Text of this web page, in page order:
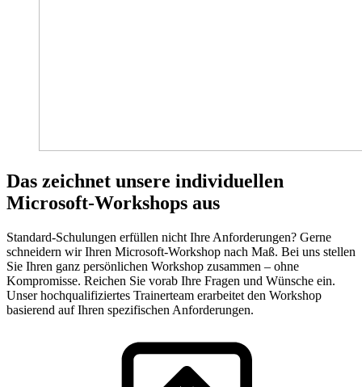
Das zeichnet unsere individuellen
Microsoft-Workshops aus
Standard-Schulungen erfüllen nicht Ihre Anforderungen? Gerne
schneidern wir Ihren Microsoft-Workshop nach Maß. Bei uns stellen
Sie Ihren ganz persönlichen Workshop zusammen – ohne
Kompromisse. Reichen Sie vorab Ihre Fragen und Wünsche ein.
Unser hochqualifiziertes Trainerteam erarbeitet den Workshop
basierend auf Ihren spezifischen Anforderungen.